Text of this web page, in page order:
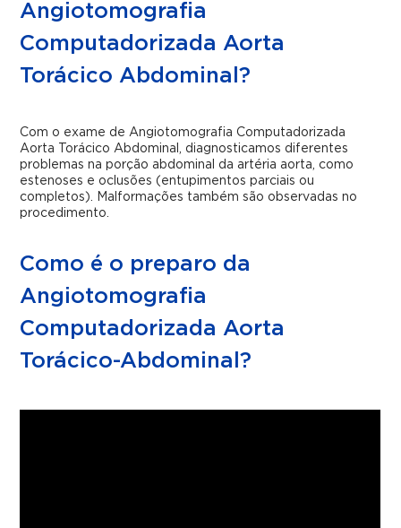
Angiotomografia
Computadorizada Aorta
Torácico Abdominal?
Com o exame de Angiotomografia Computadorizada
Aorta Torácico Abdominal, diagnosticamos diferentes
problemas na porção abdominal da artéria aorta, como
estenoses e oclusões (entupimentos parciais ou
completos). Malformações também são observadas no
procedimento.
Como é o preparo da
Angiotomografia
Computadorizada Aorta
Torácico-Abdominal?